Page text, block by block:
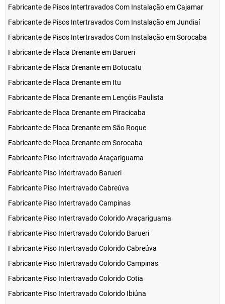
Fabricante de Pisos Intertravados Com Instalação em Cajamar
Fabricante de Pisos Intertravados Com Instalação em Jundiaí
Fabricante de Pisos Intertravados Com Instalação em Sorocaba
Fabricante de Placa Drenante em Barueri
Fabricante de Placa Drenante em Botucatu
Fabricante de Placa Drenante em Itu
Fabricante de Placa Drenante em Lençóis Paulista
Fabricante de Placa Drenante em Piracicaba
Fabricante de Placa Drenante em São Roque
Fabricante de Placa Drenante em Sorocaba
Fabricante Piso Intertravado Araçariguama
Fabricante Piso Intertravado Barueri
Fabricante Piso Intertravado Cabreúva
Fabricante Piso Intertravado Campinas
Fabricante Piso Intertravado Colorido Araçariguama
Fabricante Piso Intertravado Colorido Barueri
Fabricante Piso Intertravado Colorido Cabreúva
Fabricante Piso Intertravado Colorido Campinas
Fabricante Piso Intertravado Colorido Cotia
Fabricante Piso Intertravado Colorido Ibiúna